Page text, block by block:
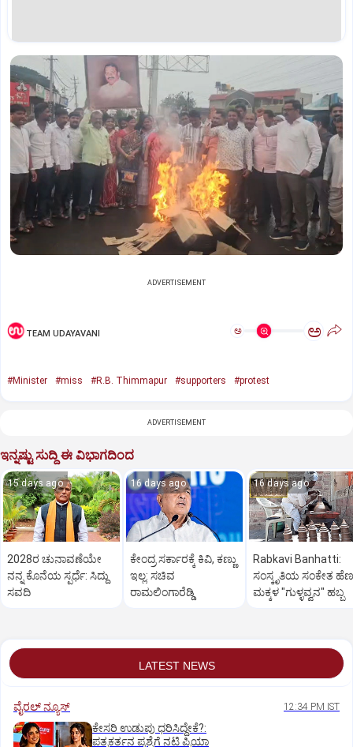
ADVERTISEMENT
TEAM UDAYAVANI ಅ ಅ
#Minister #miss #R.B. Thimmapur #supporters #protest
ADVERTISEMENT
ಇನ್ನಷ್ಟು ಸುದ್ದಿ ಈ ವಿಭಾಗದಿಂದ
15 days ago
2028ರ ಚುನಾವಣೆಯೇ
ನನ್ನ ಕೊನೆಯ ಸ್ಪರ್ಧೆ: ಸಿದ್ದು
ಸವದಿ
16 days ago
ಕೇಂದ್ರ ಸರ್ಕಾರಕ್ಕೆ ಕಿವಿ, ಕಣ್ಣು
ಇಲ್ಲ: ಸಚಿವ
ರಾಮಲಿಂಗಾರೆಡ್ಡಿ
16 days ago
Rabkavi Banhatti:
ಸಂಸ್ಕೃತಿಯ ಸಂಕೇತ
ಮಕ್ಕಳ "ಗುಳ್ಳವ್ವನ" ಹಬ್ಬ
LATEST NEWS
ವೈರಲ್ ನ್ಯೂಸ್ 12:34 PM IST
ಕೇಸರಿ ಉಡುಪು ಧರಿಸಿದ್ದೇಕೆ?:
ಪತ್ರಕರ್ತನ ಪ್ರಶ್ನೆಗೆ ನಟಿ ಪ್ರಿಯಾ